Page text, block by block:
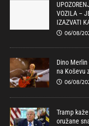
VOZILA –
IZAZVATI
06/08/
Dino
na Koševu
06/08/
Tramp
oružane